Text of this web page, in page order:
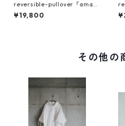
reversible-pullover『amasa
zu』吊り裏毛 Type 袖なし
¥19,800
その他の